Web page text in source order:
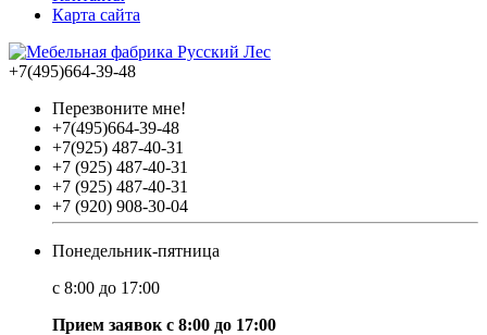
Карта сайта
+7(495)664-39-48
Перезвоните мне!
+7(495)664-39-48
+7(925) 487-40-31
+7 (925) 487-40-31
+7 (925) 487-40-31
+7 (920) 908-30-04
Понедельник-пятница
с 8:00 до 17:00
Прием заявок с 8:00 до 17:00